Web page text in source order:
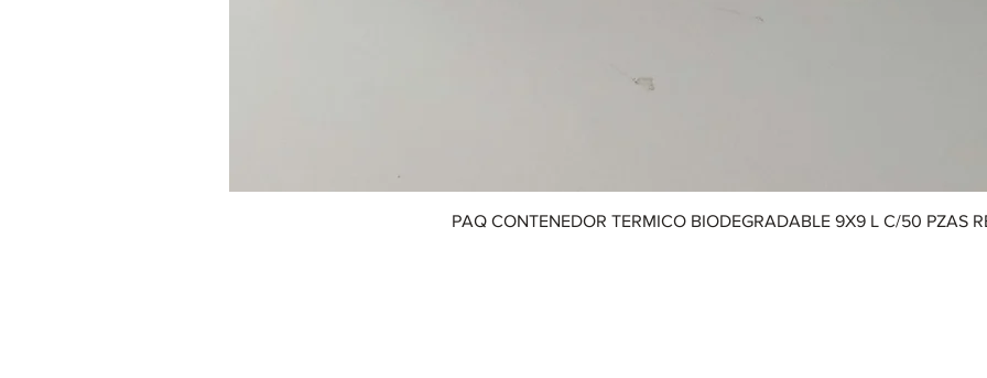
PAQ CONTENEDOR TERMICO BIODEGRADABLE 9X9 L C/50 PZAS